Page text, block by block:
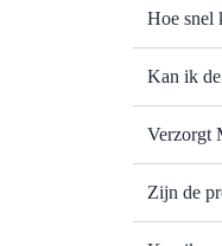
Hoe snel
Kan ik
Verzorgt
Zijn de